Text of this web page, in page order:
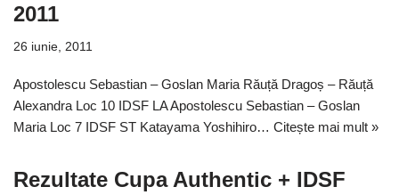
2011
26 iunie, 2011
Apostolescu Sebastian – Goslan Maria Răuță Dragoș – Răuță
Alexandra Loc 10 IDSF LA Apostolescu Sebastian – Goslan
Maria Loc 7 IDSF ST Katayama Yoshihiro… Citește mai mult »
Rezultate Cupa Authentic + IDSF